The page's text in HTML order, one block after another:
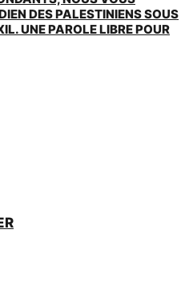
DES PALESTINIENS SOUS
UNE PAROLE LIBRE POUR